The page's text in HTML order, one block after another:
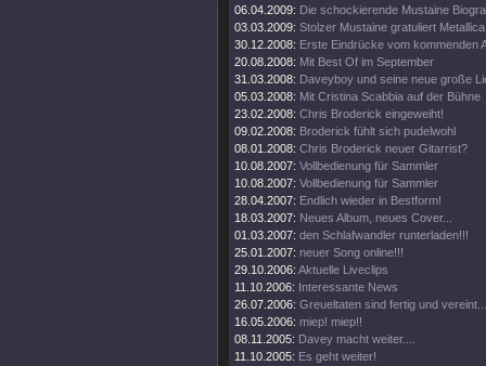
06.04.2009: Die schockierende Mustaine
03.03.2009: Stolzer Mustaine gratuliert
30.12.2008: Erste Eindrücke vom kommenden
20.08.2008: Mit Best Of im September
31.03.2008: Daveyboy und seine neue große
05.03.2008: Mit Cristina Scabbia auf der Bühne
23.02.2008: Chris Broderick eingeweiht!
09.02.2008: Broderick fühlt sich pudelwohl
08.01.2008: Chris Broderick neuer Gitarrist?
10.08.2007: Vollbedienung für Sammler
10.08.2007: Vollbedienung für Sammler
28.04.2007: Endlich wieder in Bestform!
18.03.2007: Neues Album, neues Cover...
01.03.2007: den Schlafwandler runterladen!!!
25.01.2007: neuer Song online!!!
29.10.2006: Aktuelle Liveclips
11.10.2006: Interessante News
26.07.2006: Greueltaten sind fertig und vereint...
16.05.2006: miep! miep!!
08.11.2005: Davey macht weiter....
11.10.2005: Es geht weiter!